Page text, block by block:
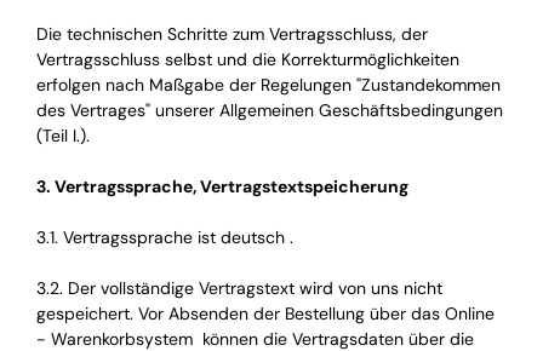
Die technischen Schritte zum Vertragsschluss, der
Vertragsschluss selbst und die Korrekturmöglichkeiten
erfolgen nach Maßgabe der Regelungen "Zustandekommen
des Vertrages" unserer Allgemeinen Geschäftsbedingungen
(Teil I.).
3. Vertragssprache, Vertragstextspeicherung
3.1. Vertragssprache ist deutsch .
3.2. Der vollständige Vertragstext wird von uns nicht
gespeichert. Vor Absenden der Bestellung über das Online
- Warenkorbsystem können die Vertragsdaten über die